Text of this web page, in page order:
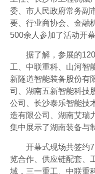
委、市人民政府常务副
要、行业商协会、金融
500余人参加了活动开幕
据了解，参展的120
工、中联重科、山河智
新隧道智能装备股份有
司、湖南五新智能科技
公司、长沙泰乐智能技
造有限公司、湖南艾瑞
集中展示了湖南装备与
开幕式现场共签约7
览合作、供应链配套、
域，三一重工、中联重